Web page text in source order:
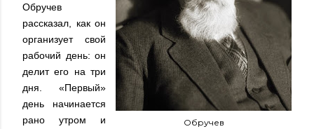
Обручев
Обручев
рассказал, как он
организует свой
рабочий день: он
делит его на три
дня. «Первый»
день начинается
рано утром и